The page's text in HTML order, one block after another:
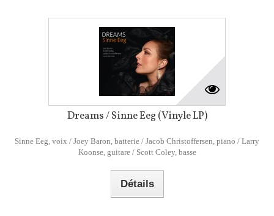
Dreams / Sinne Eeg (Vinyle LP)
Sinne Eeg, voix / Joey Baron, batterie / Jacob Christoffersen, piano / Larry
Koonse, guitare / Scott Coley, basse
Détails